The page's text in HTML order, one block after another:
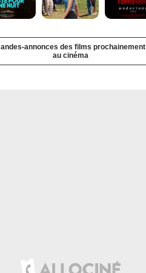
annonces des films prochainement
au cinéma